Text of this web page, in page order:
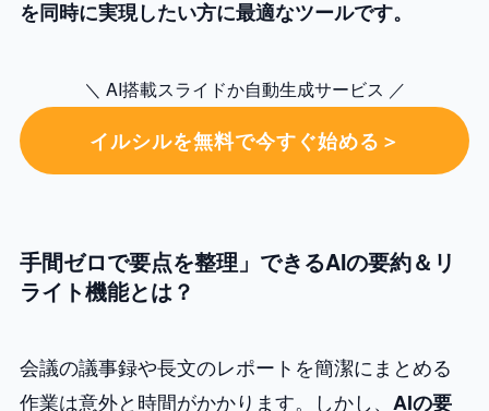
を同時に実現したい方に最適なツールです。
＼ AI搭載スライドか自動生成サービス ／
イルシルを無料で今すぐ始める＞
手間ゼロで要点を整理」できるAIの要約＆リ
ライト機能とは？
会議の議事録や長文のレポートを簡潔にまとめる
作業は意外と時間がかかります。しかし、 AIの要